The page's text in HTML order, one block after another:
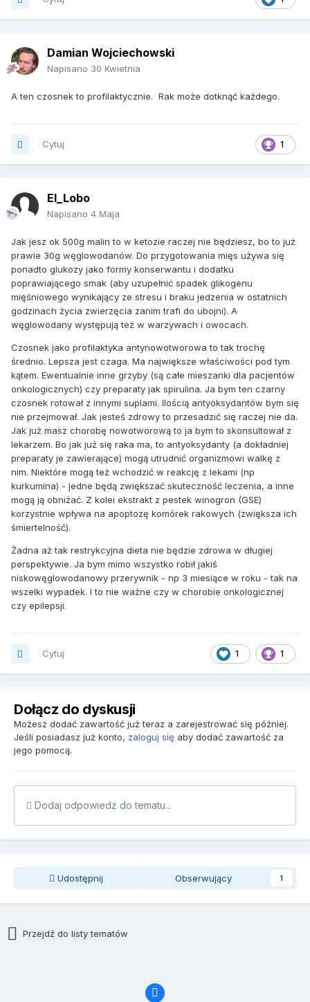
Damian Wojciechowski
Napisano 30 Kwietnia
A ten czosnek to profilaktycznie. Rak może dotknąć każdego.
1
Cytuj
El_Lobo
Napisano 4 Maja
Jak jesz ok 500g malin to w ketozie raczej nie będziesz, bo to już
prawie 30g węglowodanów. Do przygotowania mięs używa się
ponadto glukozy jako formy konserwantu i dodatku
poprawiającego smak (aby uzupełnić spadek glikogenu
mięśniowego wynikający ze stresu i braku jedzenia w ostatnich
godzinach życia zwierzęcia zanim trafi do ubojni). A
węglowodany występują też w warzywach i owocach.
Czosnek jako profilaktyka antynowotworowa to tak trochę
średnio. Lepsza jest czaga. Ma największe właściwości pod tym
kątem. Ewentualnie inne grzyby (są całe mieszanki dla pacjentów
onkologicznych) czy preparaty jak spirulina. Ja bym ten czarny
czosnek rotował z innymi suplami. Ilością antyoksydantów bym się
nie przejmował. Jak jesteś zdrowy to przesadzić się raczej nie da.
Jak już masz chorobę nowotworową to ja bym to skonsultował z
lekarzem. Bo jak już się raka ma, to antyoksydanty (a dokładniej
preparaty je zawierające) mogą utrudnić organizmowi walkę z
nim. Niektóre mogą też wchodzić w reakcję z lekami (np
kurkumina) - jedne będą zwiększać skuteczność leczenia, a inne
mogą ją obniżać. Z kolei ekstrakt z pestek winogron (GSE)
korzystnie wpływa na apoptozę komórek rakowych (zwiększa ich
śmiertelność).
Żadna aż tak restrykcyjna dieta nie będzie zdrowa w długiej
perspektywie. Ja bym mimo wszystko robił jakiś
niskowęglowodanowy przerywnik - np 3 miesiące w roku - tak na
wszelki wypadek. I to nie ważne czy w chorobie onkologicznej
czy epilepsji.
1 1
Cytuj
Dołącz do dyskusji
Możesz dodać zawartość już teraz a zarejestrować się później.
Jeśli posiadasz już konto, zaloguj się aby dodać zawartość za
jego pomocą.
Dodaj odpowiedź do tematu...
Udostępnij Obserwujący 1
Przejdź do listy tematów